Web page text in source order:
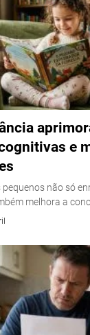
e
não só
melhora a